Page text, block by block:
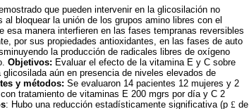
que pueden intervenir en la glicosilación no
bloquear la unión de los grupos amino libres con el
esa manera interfieren en las fases tempranas reversibles
por sus propiedades antioxidantes, en las fases de auto
la producción de radicales libres de oxígeno
Objetivos: Evaluar el efecto de la vitamina E y C sobre
aún en presencia de niveles elevados de
y métodos: Se evaluaron 14 pacientes 12 mujeres y 2
tratamiento de vitaminas E 200 mgrs por día y C 2
: Hubo una reducción estadísticamente significativa (p £ de